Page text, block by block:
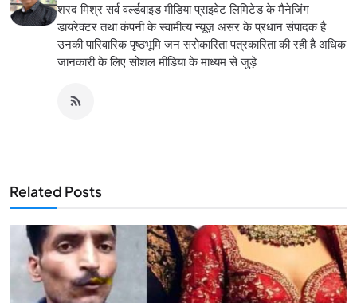
शरद मिश्र सर्व वर्ल्डवाइड मीडिया प्राइवेट लिमिटेड के मैनेजिंग
डायरेक्टर तथा कंपनी के स्वामीत्य न्यूज़ असर के प्रधान संपादक है
उनकी पारिवारिक पृष्ठभूमि जन सरोकारिता पत्रकारिता की रही है अधिक
जानकारी के लिए सोशल मीडिया के माध्यम से जुड़े
Related Posts